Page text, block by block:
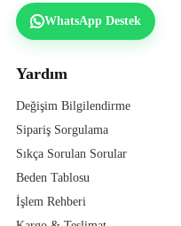
WhatsApp Destek
Yardım
Değişim Bilgilendirme
Sipariş Sorgulama
Sıkça Sorulan Sorular
Beden Tablosu
İşlem Rehberi